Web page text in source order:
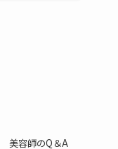
美容師のQ＆A